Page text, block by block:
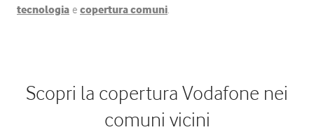
tecnologia e copertura comuni.
Scopri la copertura Vodafone nei
comuni vicini